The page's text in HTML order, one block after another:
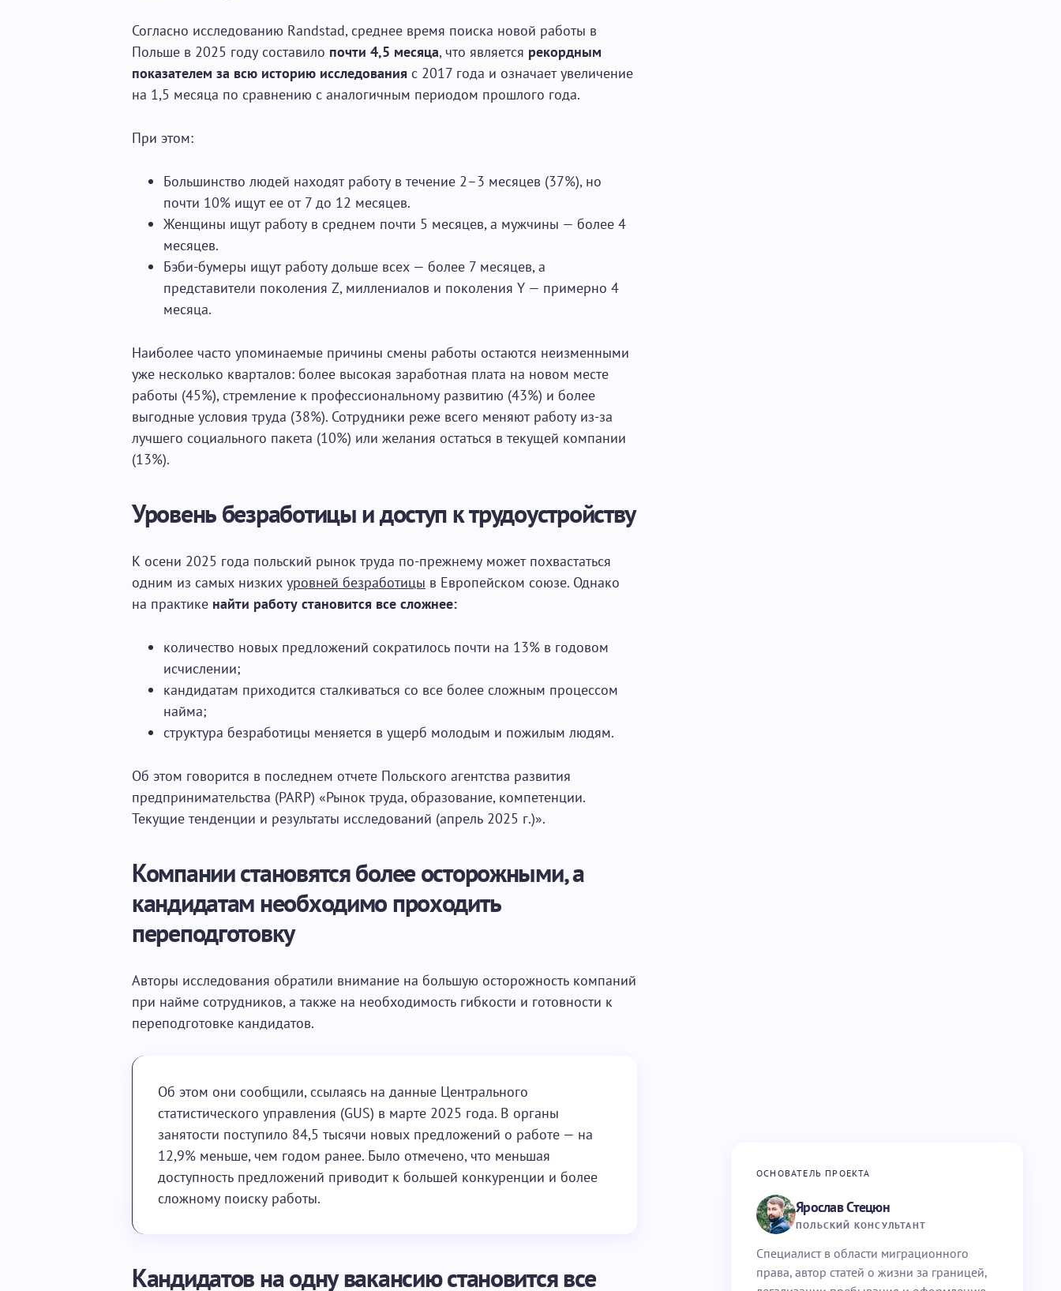
Согласно исследованию Randstad, среднее время поиска новой работы в
Польше в 2025 году составило почти 4,5 месяца, что является рекордным
показателем за всю историю исследования с 2017 года и означает увеличение
на 1,5 месяца по сравнению с аналогичным периодом прошлого года.
При этом:
Большинство людей находят работу в течение 2–3 месяцев (37%), но
почти 10% ищут ее от 7 до 12 месяцев.
Женщины ищут работу в среднем почти 5 месяцев, а мужчины — более 4
месяцев.
Бэби-бумеры ищут работу дольше всех — более 7 месяцев, а
представители поколения Z, миллениалов и поколения Y — примерно 4
месяца.
Наиболее часто упоминаемые причины смены работы остаются неизменными
уже несколько кварталов: более высокая заработная плата на новом месте
работы (45%), стремление к профессиональному развитию (43%) и более
выгодные условия труда (38%). Сотрудники реже всего меняют работу из-за
лучшего социального пакета (10%) или желания остаться в текущей компании
(13%).
Уровень безработицы и доступ к трудоустройству
К осени 2025 года польский рынок труда по-прежнему может похвастаться
одним из самых низких уровней безработицы в Европейском союзе. Однако
на практике найти работу становится все сложнее:
количество новых предложений сократилось почти на 13% в годовом
исчислении;
кандидатам приходится сталкиваться со все более сложным процессом
найма;
структура безработицы меняется в ущерб молодым и пожилым людям.
Об этом говорится в последнем отчете Польского агентства развития
предпринимательства (PARP) «Рынок труда, образование, компетенции.
Текущие тенденции и результаты исследований (апрель 2025 г.)».
Компании становятся более осторожными, а
кандидатам необходимо проходить
переподготовку
Авторы исследования обратили внимание на большую осторожность компаний
при найме сотрудников, а также на необходимость гибкости и готовности к
переподготовке кандидатов.
Об этом они сообщили, ссылаясь на данные Центрального
статистического управления (GUS) в марте 2025 года. В органы
занятости поступило 84,5 тысячи новых предложений о работе — на
12,9% меньше, чем годом ранее. Было отмечено, что меньшая
доступность предложений приводит к большей конкуренции и более
сложному поиску работы.
Кандидатов на одну вакансию становится все
ОСНОВАТЕЛЬ ПРОЕКТА
Ярослав Стецюн
ПОЛЬСКИЙ КОНСУЛЬТАНТ
Специалист в области миграционного
права, автор статей о жизни за границей,